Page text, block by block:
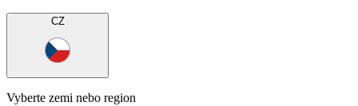
CZ
Vyberte zemi nebo region